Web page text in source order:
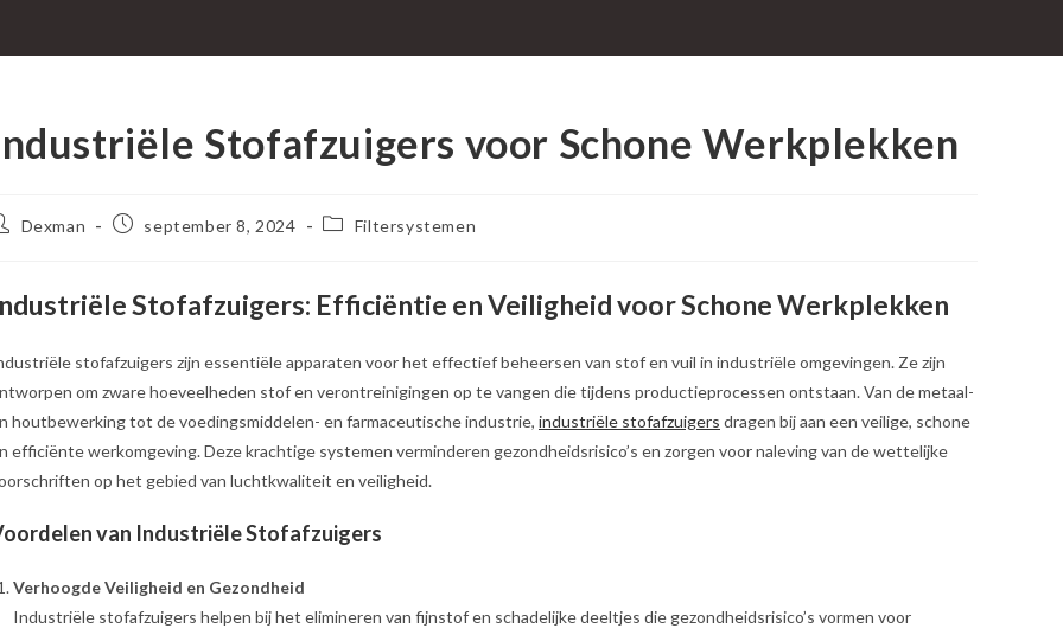
Stofafzuigers voor Schone Werkplekken
Dexman
Berichtseptember 8, 2024 Berichtcategorie:
Filtersystemen
Stofafzuigers: Efficiëntie en Veiligheid voor Schone Werkplekken
stofafzuigers zijn essentiële apparaten voor het effectief beheersen van stof en vuil in industriële omgevingen. Ze zijn
om zware hoeveelheden stof en verontreinigingen op te vangen die tijdens productieprocessen ontstaan. Van de metaal-
houtbewerking tot de voedingsmiddelen- en farmaceutische industrie, industriële stofafzuigers dragen bij aan een veilige, schone
efficiënte werkomgeving. Deze krachtige systemen verminderen gezondheidsrisico’s en zorgen voor naleving van de wettelijke
op het gebied van luchtkwaliteit en veiligheid.
van Industriële Stofafzuigers
Verhoogde Veiligheid en Gezondheid
Industriële stofafzuigers helpen bij het elimineren van fijnstof en schadelijke deeltjes die gezondheidsrisico’s vormen voor